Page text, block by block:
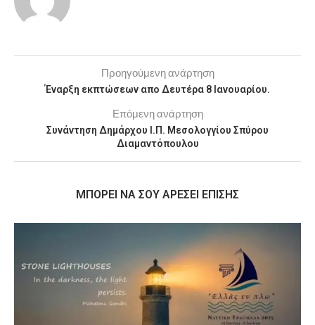
Προηγούμενη ανάρτηση
Έναρξη εκπτώσεων απο Δευτέρα 8 Ιανουαρίου.
Επόμενη ανάρτηση
Συνάντηση Δημάρχου Ι.Π. Μεσολογγίου Σπύρου
Διαμαντόπουλου
MΠΟΡΕΊ ΝΑ ΣΟΥ ΑΡΈΣΕΙ ΕΠΊΣΗΣ